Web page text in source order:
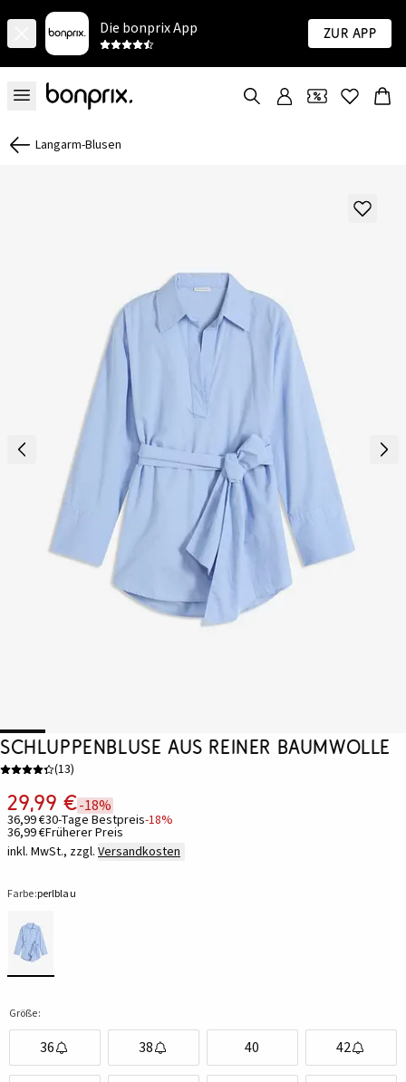
Die bonprix App Zur App
Langarm-Blusen
Schluppenbluse aus reiner Baumwolle
(13)
29,99 €-18%
36,99 €30-Tage Bestpreis-18%
36,99 €Früherer Preis
inkl. MwSt., zzgl. Versandkosten
Farbe:perlblau
Größe:
36 38 40 42